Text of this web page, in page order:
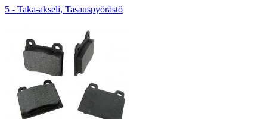
5 - Taka-akseli, Tasauspyörästö